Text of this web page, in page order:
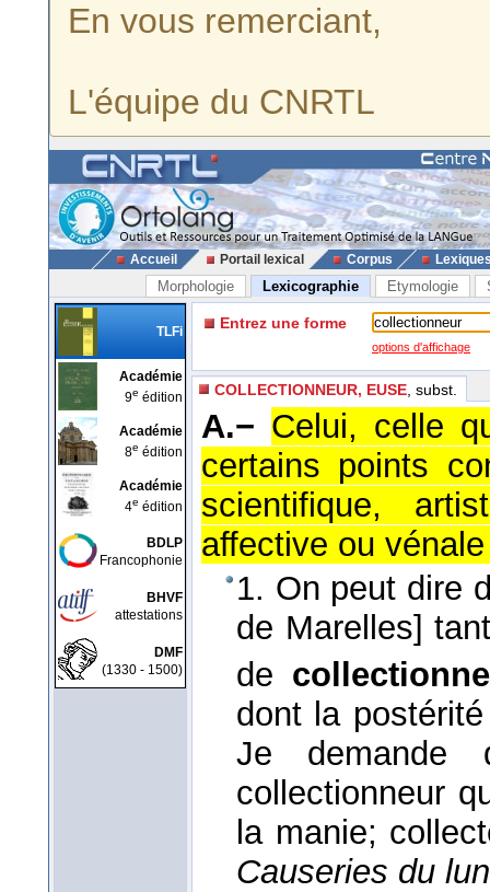
En vous remerciant,
L'équipe du CNRTL
Accueil Portail lexical Corpus
Morphologie Lexicographie Etymologie
TLFi
Académie
9e édition
Académie
8e édition
Académie
4e édition
BDLP
Francophonie
BHVF
attestations
DMF
(1330 - 1500)
Entrez une forme
options d'affichage
COLLECTIONNEUR, EUSE , subst.
A.− Celui, celle
certains points
scientifique,
affective ou
1. On peut dire
de Marelles]
de
dont la
Je
collectionneur
la manie;
Causeries du